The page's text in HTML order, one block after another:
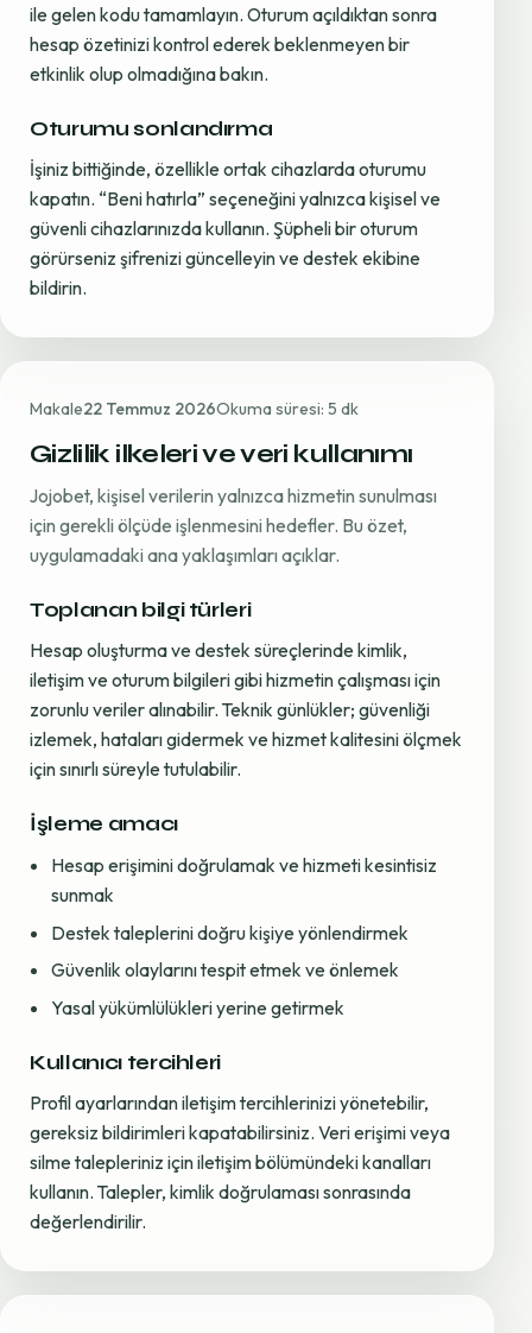
ile gelen kodu tamamlayın. Oturum açıldıktan sonra
hesap özetinizi kontrol ederek beklenmeyen bir
etkinlik olup olmadığına bakın.
Oturumu sonlandırma
İşiniz bittiğinde, özellikle ortak cihazlarda oturumu
kapatın. “Beni hatırla” seçeneğini yalnızca kişisel ve
güvenli cihazlarınızda kullanın. Şüpheli bir oturum
görürseniz şifrenizi güncelleyin ve destek ekibine
bildirin.
Makale22 Temmuz 2026Okuma süresi: 5 dk
Gizlilik ilkeleri ve veri kullanımı
Jojobet, kişisel verilerin yalnızca hizmetin sunulması
için gerekli ölçüde işlenmesini hedefler. Bu özet,
uygulamadaki ana yaklaşımları açıklar.
Toplanan bilgi türleri
Hesap oluşturma ve destek süreçlerinde kimlik,
iletişim ve oturum bilgileri gibi hizmetin çalışması için
zorunlu veriler alınabilir. Teknik günlükler; güvenliği
izlemek, hataları gidermek ve hizmet kalitesini ölçmek
için sınırlı süreyle tutulabilir.
İşleme amacı
Hesap erişimini doğrulamak ve hizmeti kesintisiz
sunmak
Destek taleplerini doğru kişiye yönlendirmek
Güvenlik olaylarını tespit etmek ve önlemek
Yasal yükümlülükleri yerine getirmek
Kullanıcı tercihleri
Profil ayarlarından iletişim tercihlerinizi yönetebilir,
gereksiz bildirimleri kapatabilirsiniz. Veri erişimi veya
silme talepleriniz için iletişim bölümündeki kanalları
kullanın. Talepler, kimlik doğrulaması sonrasında
değerlendirilir.